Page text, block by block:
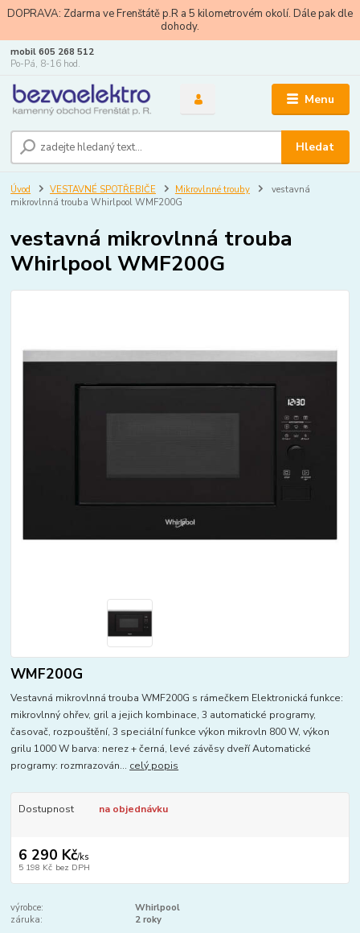
DOPRAVA: Zdarma ve Frenštátě p.R a 5 kilometrovém okolí. Dále pak dle
dohody.
Menu
Hledat
mobil 605 268 512
Po-Pá, 8-16 hod.
Úvod VESTAVNÉ SPOTŘEBIČE Mikrovlnné trouby
vestavná
mikrovlnná trouba Whirlpool WMF200G
vestavná mikrovlnná trouba
Whirlpool WMF200G
WMF200G
Vestavná mikrovlnná trouba WMF200G s rámečkem Elektronická funkce:
mikrovlnný ohřev, gril a jejich kombinace, 3 automatické programy,
časovač, rozpouštění, 3 speciální funkce výkon mikrovln 800 W, výkon
grilu 1000 W barva: nerez + černá, levé závěsy dveří Automatické
programy: rozmrazován... celý popis
Dostupnost na objednávku
6 290 Kč/ks
5 198 Kč bez DPH
výrobce:
Whirlpool
záruka:
2 roky